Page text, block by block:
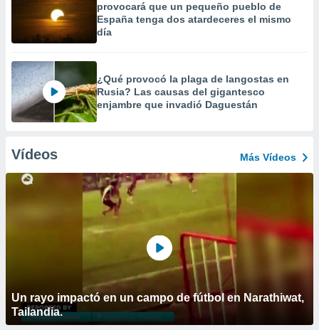
provocará que un pequeño pueblo de
España tenga dos atardeceres el mismo
día
¿Qué provocó la plaga de langostas en
Rusia? Las causas del gigantesco
enjambre que invadió Daguestán
Vídeos Más Vídeos
Un rayo impactó en un campo de fútbol en Narathiwat,
Tailandia.